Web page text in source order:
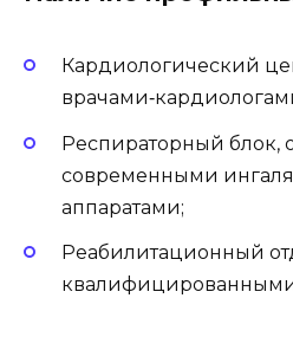
Кардиологический
Респираторный блок,
современными
аппаратами;
Реабилитационный